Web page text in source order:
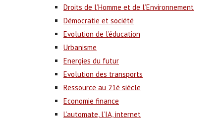
Droits de l’Homme et de l’Environnement
Démocratie et société
Evolution de l’éducation
Urbanisme
Energies du futur
Evolution des transports
Ressource au 21è siècle
Economie finance
L’automate, l’IA, internet